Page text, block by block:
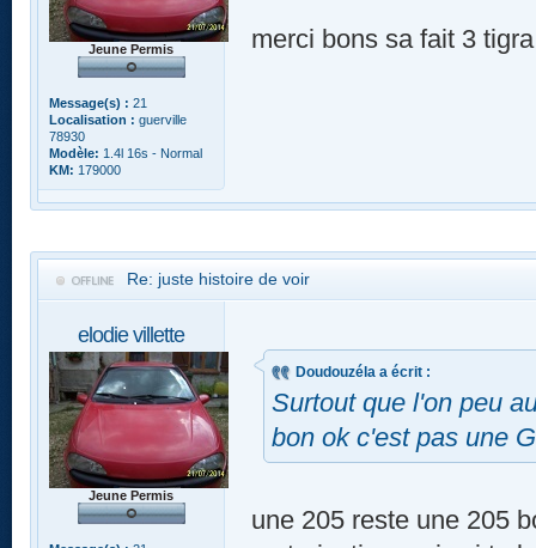
Jeune Permis
Message(s) : 21
Localisation : guerville
78930
Modèle: 1.4l 16s - Normal
KM: 179000
merci bons sa fait 3
Re: juste histoire de voir
elodie villette
Jeune Permis
Doudouzéla a écrit :
Surtout que l'on peu
bon ok c'est pas une
une 205 reste une 205